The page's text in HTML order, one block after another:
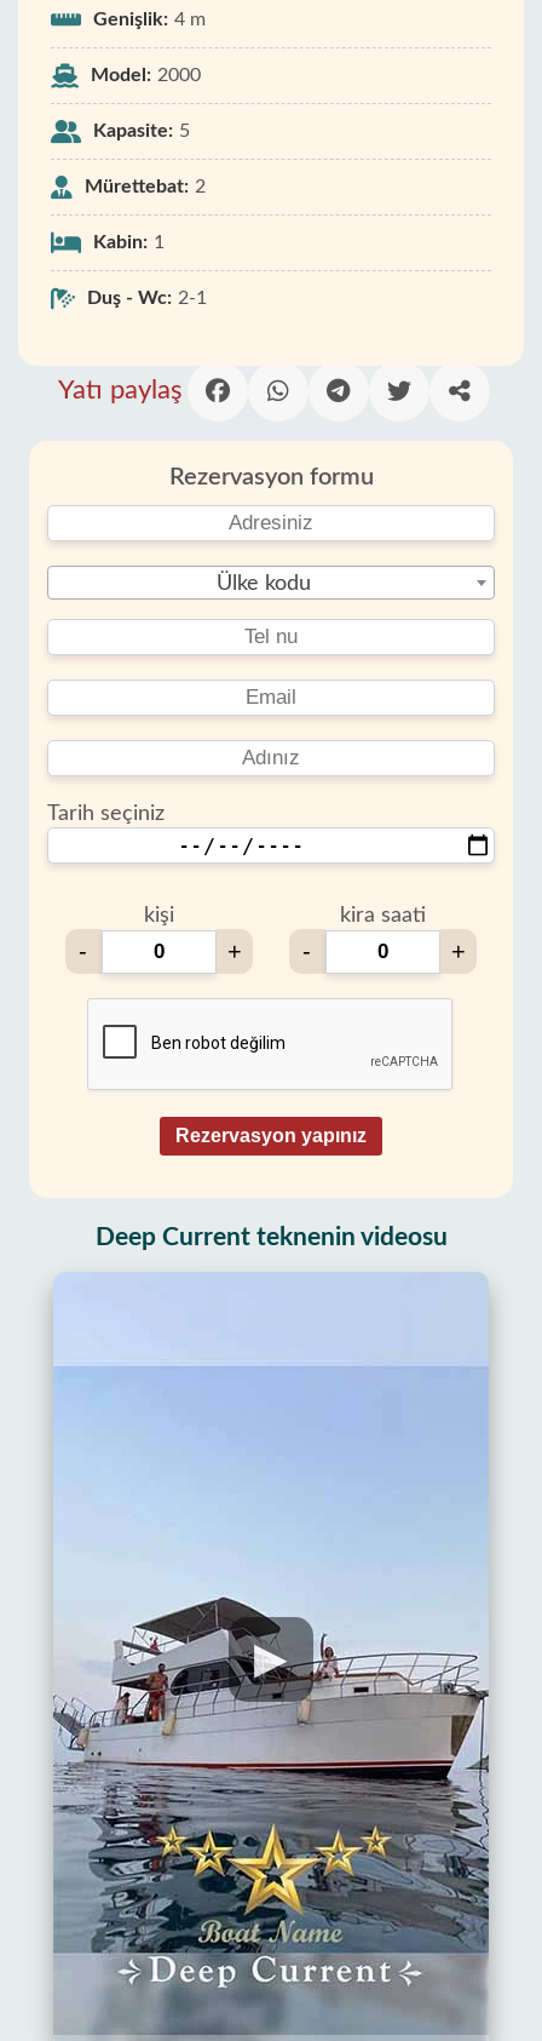
Alanya'nın
Google
Genişlik: 4 m
Model: 2000
Kapasite: 5
Mürettebat: 2
Kabin: 1
Duş - Wc: 2-1
Yatı paylaş
Rezervasyon formu
Ülke kodu
Tarih seçiniz
kişi
- +
kira saati
- +
Rezervasyon yapınız
Deep Current teknenin videosu
▶